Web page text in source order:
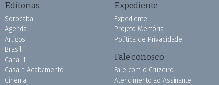
Editorias
Sorocaba
Agenda
Artigos
Brasil
Canal 1
Casa e Acabamento
Cinema
Expediente
Expediente
Projeto Memória
Política de Privacidade
Fale conosco
Fale com o Cruzeiro
Atendimento ao Assinante